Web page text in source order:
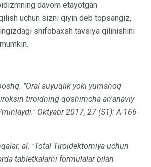
davom etayotgan
uchun sizni qiyin deb topsangiz,
shifobaxsh tavsiya qilinishini
"Oral suyuqlik yoki yumshoq
tiroidning qo'shimcha an'anaviy
Oktyabr 2017, 27 (S1): A-166-
al. "Total Tiroidektomiya uchun
tabletkalarni formulalar bilan